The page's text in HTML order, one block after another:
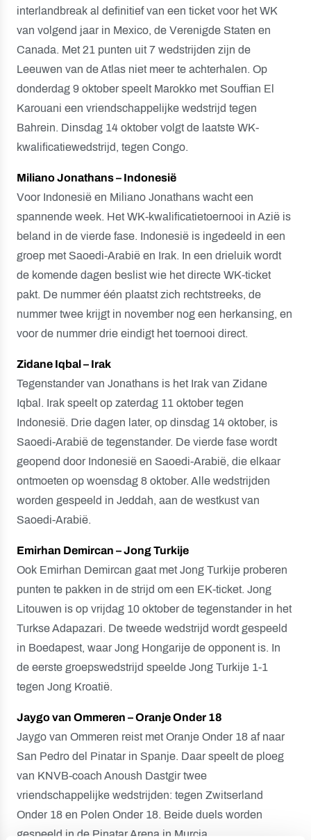
interlandbreak al definitief van een ticket voor het WK
van volgend jaar in Mexico, de Verenigde Staten en
Canada. Met 21 punten uit 7 wedstrijden zijn de
Leeuwen van de Atlas niet meer te achterhalen. Op
donderdag 9 oktober speelt Marokko met Souffian El
Karouani een vriendschappelijke wedstrijd tegen
Bahrein. Dinsdag 14 oktober volgt de laatste WK-
kwalificatiewedstrijd, tegen Congo.
Miliano Jonathans – Indonesië
Voor Indonesië en Miliano Jonathans wacht een
spannende week. Het WK-kwalificatietoernooi in Azië is
beland in de vierde fase. Indonesië is ingedeeld in een
groep met Saoedi-Arabië en Irak. In een drieluik wordt
de komende dagen beslist wie het directe WK-ticket
pakt. De nummer één plaatst zich rechtstreeks, de
nummer twee krijgt in november nog een herkansing, en
voor de nummer drie eindigt het toernooi direct.
Zidane Iqbal – Irak
Tegenstander van Jonathans is het Irak van Zidane
Iqbal. Irak speelt op zaterdag 11 oktober tegen
Indonesië. Drie dagen later, op dinsdag 14 oktober, is
Saoedi-Arabië de tegenstander. De vierde fase wordt
geopend door Indonesië en Saoedi-Arabië, die elkaar
ontmoeten op woensdag 8 oktober. Alle wedstrijden
worden gespeeld in Jeddah, aan de westkust van
Saoedi-Arabië.
Emirhan Demircan – Jong Turkije
Ook Emirhan Demircan gaat met Jong Turkije proberen
punten te pakken in de strijd om een EK-ticket. Jong
Litouwen is op vrijdag 10 oktober de tegenstander in het
Turkse Adapazari. De tweede wedstrijd wordt gespeeld
in Boedapest, waar Jong Hongarije de opponent is. In
de eerste groepswedstrijd speelde Jong Turkije 1-1
tegen Jong Kroatië.
Jaygo van Ommeren – Oranje Onder 18
Jaygo van Ommeren reist met Oranje Onder 18 af naar
San Pedro del Pinatar in Spanje. Daar speelt de ploeg
van KNVB-coach Anoush Dastgir twee
vriendschappelijke wedstrijden: tegen Zwitserland
Onder 18 en Polen Onder 18. Beide duels worden
gespeeld in de Pinatar Arena in Murcia.